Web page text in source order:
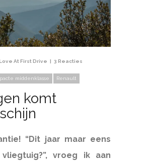
At First Drive 3 Reacties
middenklasse Renault
komt
“Dit jaar maar eens
vroeg ik aan